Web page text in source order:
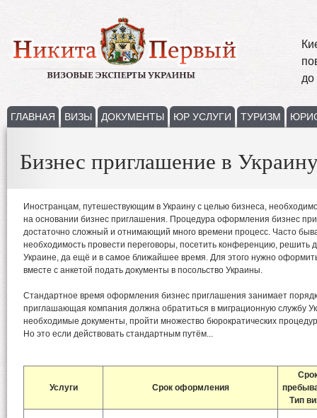
до
ГЛАВНАЯ ВИЗЫ ДОКУМЕНТЫ ЮР УСЛУГИ ТУРИЗМ
Бизнес приглашение в
Иностранцам, путешествующим в Украину с целью бизнеса,
на основании бизнес приглашения. Процедура оформления бизнес
достаточно сложный и отнимающий много времени процесс. Часто
необходимость провести переговоры, посетить конференцию, решить
Украине, да ещё и в самое ближайшее время. Для этого нужно
вместе с анкетой подать документы в посольство Украины.
Стандартное время оформления бизнес приглашения занимает
приглашающая компания должна обратиться в миграционную службу
необходимые документы, пройти множество бюрократических
Но это если действовать стандартным путём...
Услуги Срок оформления
Тип